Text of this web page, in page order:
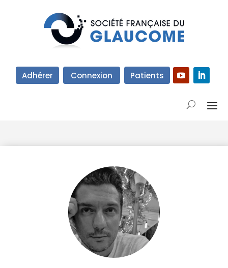
Adhérer Connexion Patients